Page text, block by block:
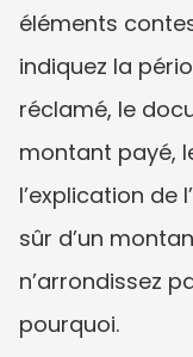
éléments
indiquez la
réclamé, le
montant payé,
l’explication de
sûr d’un
n’arrondissez
pourquoi.